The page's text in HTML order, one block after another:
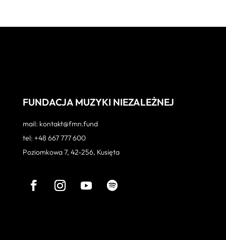
FUNDACJA MUZYKI NIEZALEŻNEJ
mail: kontakt@fmn.fund
tel: +48 667 777 600
Poziomkowa 7, 42-256, Kusięta